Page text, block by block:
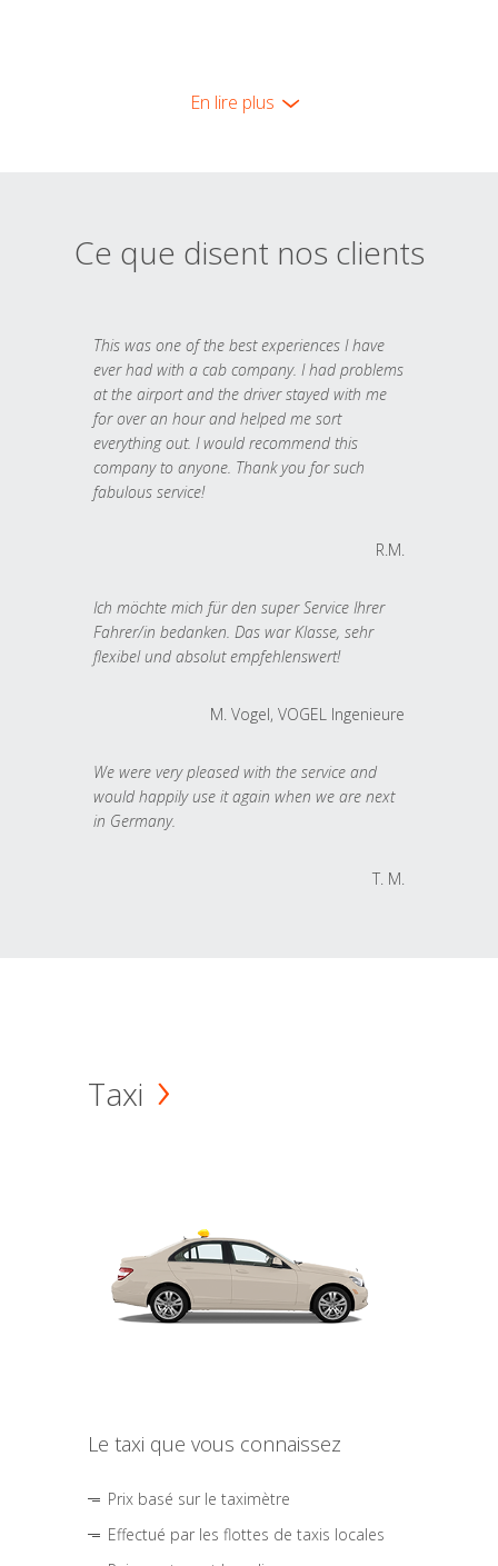
En lire plus
Ce que disent nos clients
This was one of the best experiences I have
ever had with a cab company. I had problems
at the airport and the driver stayed with me
for over an hour and helped me sort
everything out. I would recommend this
company to anyone. Thank you for such
fabulous service!
R.M.
Ich möchte mich für den super Service Ihrer
Fahrer/in bedanken. Das war Klasse, sehr
flexibel und absolut empfehlenswert!
M. Vogel, VOGEL Ingenieure
We were very pleased with the service and
would happily use it again when we are next
in Germany.
T. M.
Taxi
Le taxi que vous connaissez
Prix basé sur le taximètre
Effectué par les flottes de taxis locales